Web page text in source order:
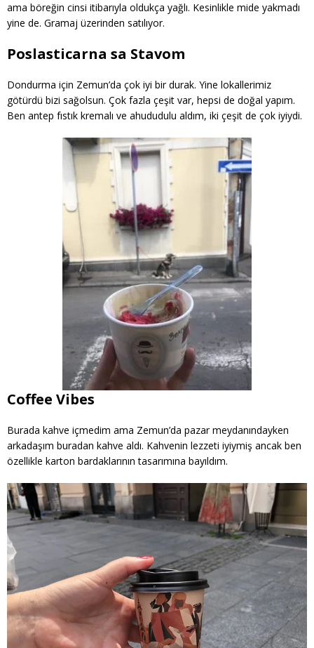
ama böreğin cinsi itibarıyla oldukça yağlı. Kesinlikle mide yakmadı
yine de. Gramaj üzerinden satılıyor.
Poslasticarna sa Stavom
Dondurma için Zemun’da çok iyi bir durak. Yine lokallerimiz
götürdü bizi sağolsun. Çok fazla çeşit var, hepsi de doğal yapım.
Ben antep fıstık kremalı ve ahududulu aldım, iki çeşit de çok iyiydi.
Coffee Vibes
Burada kahve içmedim ama Zemun’da pazar meydanındayken
arkadaşım buradan kahve aldı. Kahvenin lezzeti iyiymiş ancak ben
özellikle karton bardaklarının tasarımına bayıldım.